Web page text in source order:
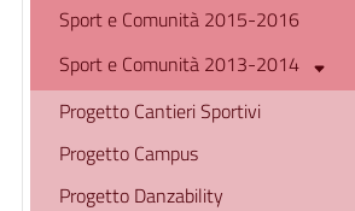
Sport e Comunità 2015-2016
Sport e Comunità 2013-2014
Progetto Cantieri Sportivi
Progetto Campus
Progetto Danzability